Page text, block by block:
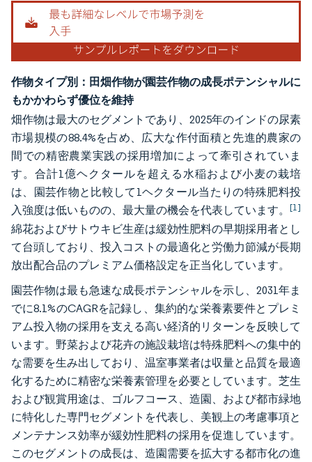
作物タイプ別：田畑作物が園芸作物の成長ポテンシャルに
もかかわらず優位を維持
畑作物は最大のセグメントであり、2025年のインドの尿素
市場規模の88.4%を占め、広大な作付面積と先進的農家の
間での精密農業実践の採用増加によって牽引されていま
す。合計1億ヘクタールを超える水稲および小麦の栽培
は、園芸作物と比較して1ヘクタール当たりの特殊肥料投
入強度は低いものの、最大量の機会を代表しています。 [1]
綿花およびサトウキビ生産は緩効性肥料の早期採用者とし
て台頭しており、投入コストの最適化と労働力節減が長期
放出配合品のプレミアム価格設定を正当化しています。
園芸作物は最も急速な成長ポテンシャルを示し、2031年ま
でに8.1%のCAGRを記録し、集約的な栄養素要件とプレミ
アム投入物の採用を支える高い経済的リターンを反映して
います。野菜および花卉の施設栽培は特殊肥料への集中的
な需要を生み出しており、温室事業者は収量と品質を最適
化するために精密な栄養素管理を必要としています。芝生
および観賞用途は、ゴルフコース、造園、および都市緑地
に特化した専門セグメントを代表し、美観上の考慮事項と
メンテナンス効率が緩効性肥料の採用を促進しています。
このセグメントの成長は、造園需要を拡大する都市化の進